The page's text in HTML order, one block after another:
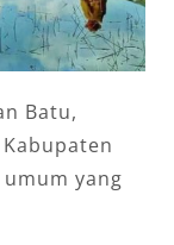
Batu,
yang